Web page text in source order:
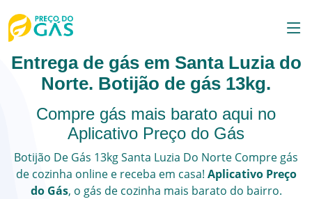
Entrega de gás em Santa Luzia do
Norte. Botijão de gás 13kg.
Compre gás mais barato aqui no
Aplicativo Preço do Gás
Botijão De Gás 13kgSanta Luzia Do Norte Compre gás
de cozinha online e receba em casa! Aplicativo Preço
do Gás, o gás de cozinha mais barato do bairro.